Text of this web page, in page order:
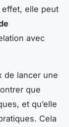
effet, elle peut
avec
de lancer une
que
et qu’elle
Cela